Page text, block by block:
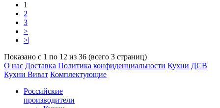
1
2
3
>
>|
Показано с 1 по 12 из 36 (всего 3 страниц)
О нас Доставка Политика конфиденциальности Кухни ДСВ
Кухни Виват Комплектующие
Российские
производители